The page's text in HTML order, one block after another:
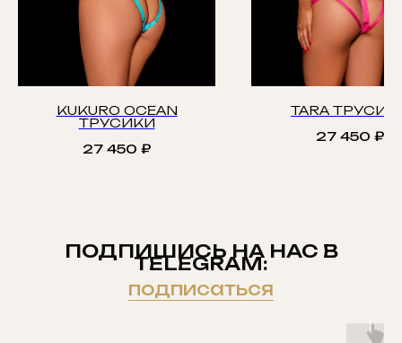
KUKURO OCEAN
ТРУСИКИ
27 450 ₽
TARA
27 450 ₽
ПОДПИШИСЬ НА НАС В
TELEGRAM:
подписаться